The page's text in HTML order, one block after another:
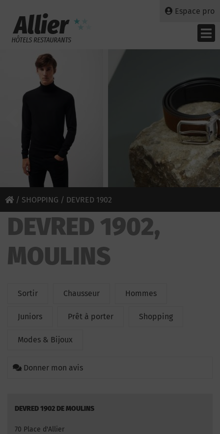
Espace pro
/ SHOPPING / DEVRED 1902
DEVRED 1902,
MOULINS
Sortir Chausseur Hommes
Juniors Prêt à porter Shopping
Modes & Bijoux
Donner mon avis
DEVRED 1902 DE MOULINS
70 Place d'Allier